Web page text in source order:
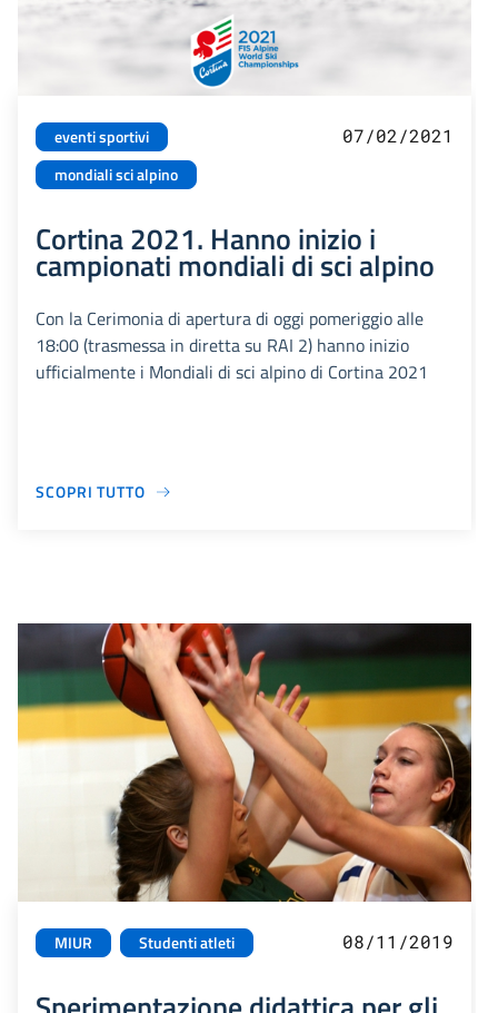
eventi sportivi
mondiali sci alpino
07/02/2021
Cortina 2021. Hanno inizio i
campionati mondiali di sci alpino
Con la Cerimonia di apertura di oggi pomeriggio alle
18:00 (trasmessa in diretta su RAI 2) hanno inizio
ufficialmente i Mondiali di sci alpino di Cortina 2021
SCOPRI TUTTO
MIUR Studenti atleti 08/11/2019